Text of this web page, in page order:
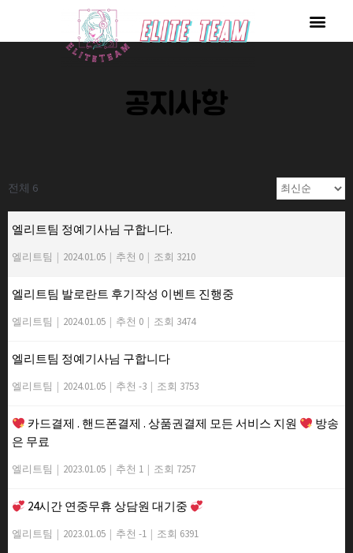
공지사항
전체 6
엘리트팀 정예기사님 구합니다.
엘리트팀 | 2024.01.05 | 추천 0 | 조회 3210
엘리트팀 발로란트 후기작성 이벤트 진행중
엘리트팀 | 2024.01.05 | 추천 0 | 조회 3474
엘리트팀 정예기사님 구합니다
엘리트팀 | 2024.01.05 | 추천 -3 | 조회 3753
카드결제 . 핸드폰결제 . 상품권결제 모든 서비스 지원
방송
은 무료
엘리트팀 | 2023.01.05 | 추천 1 | 조회 7257
24시간 연중무휴 상담원 대기중
엘리트팀 | 2023.01.05 | 추천 -1 | 조회 6391